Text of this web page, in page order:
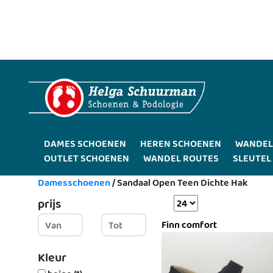
DAMES SCHOENEN HEREN SCHOENEN
OUTLET SCHOENEN
WANDEL ROUTES
Damesschoenen/Sandaal Open Teen Dichte Hak
prijs
Kleur
Finn comfort